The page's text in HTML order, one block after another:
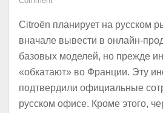
Citroën планирует на русском
вначале вывести в онлайн-
базовых моделей, но прежде
«обкатают» во Франции. Эту
подтвердили официальные
русском офисе. Кроме этого,